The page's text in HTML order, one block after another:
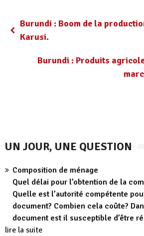
Burundi : Boom de la
Karusi.
Burundi : Produits
UN JOUR, UNE QUESTION
Composition de ménage
Quel délai pour l’obtention de la
Quelle est l’autorité compétente
document? Combien cela coûte?
document est il susceptible d’être
lire la suite